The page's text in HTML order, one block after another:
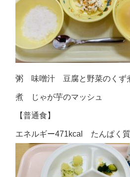
粥 味噌汁 豆腐と野菜のくず
煮 じゃが芋のマッシュ
【普通食】
エネルギー471kcal たんぱく